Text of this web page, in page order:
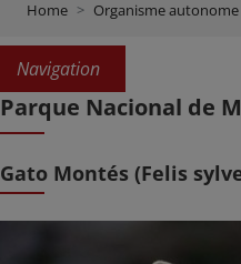
Home Organisme
Navigation
Parque Nacional de
Gato Montés (Felis